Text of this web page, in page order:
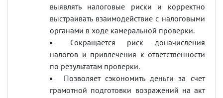
выявлять налоговые риски и корректно
выстраивать взаимодействие с налоговыми
органами в ходе камеральной проверки.
Сокращается риск доначисления
налогов и привлечения к ответственности
по результатам проверки.
Позволяет сэкономить деньги за счет
грамотной подготовки возражений на акт